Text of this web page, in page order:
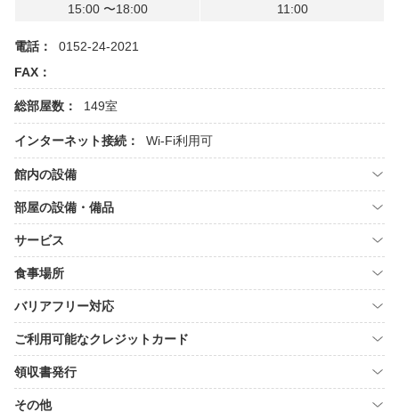
15:00 〜18:00
11:00
電話：
0152-24-2021
FAX：
総部屋数： 149室
インターネット接続： Wi-Fi利用可
館内の設備
部屋の設備・備品
サービス
食事場所
バリアフリー対応
ご利用可能なクレジットカード
領収書発行
その他